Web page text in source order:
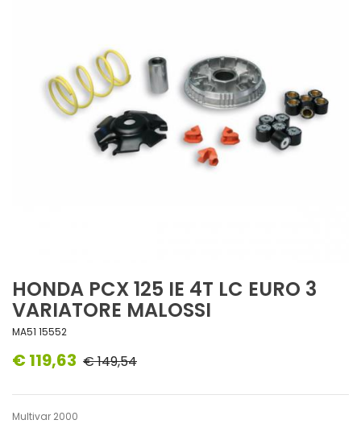
HONDA PCX 125 IE 4T LC EURO 3
VARIATORE MALOSSI
MA51 15552
€ 119,63 € 149,54
Multivar 2000